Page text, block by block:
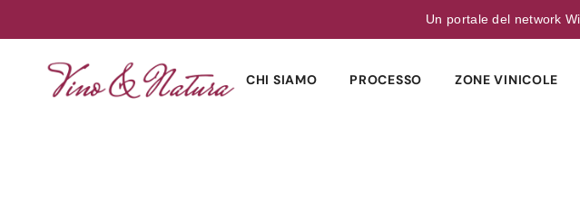
Un portale del network
CHI SIAMO PROCESSO ZONE VINICOLE